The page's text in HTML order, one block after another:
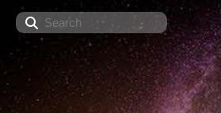
Search